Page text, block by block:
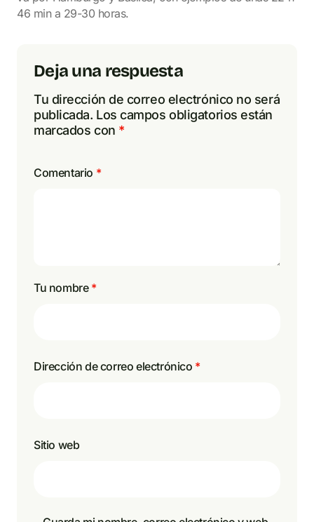
46 min a 29-30 horas.
Deja una respuesta
Tu dirección de correo electrónico no será
publicada. Los campos obligatorios están
marcados con *
Comentario *
Tu nombre *
Dirección de correo electrónico *
Sitio web